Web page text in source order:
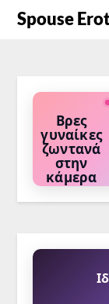
Spouse
Βρες
γυναίκες
ζωντανά
στην
κάμερα
φετίχ σου ή